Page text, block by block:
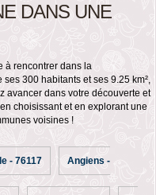
DANS UNE
à rencontrer dans la
ses 300 habitants et ses 9.25 km²,
avancer dans votre découverte et
choisissant et en explorant une
voisines !
- 76117 Angiens -